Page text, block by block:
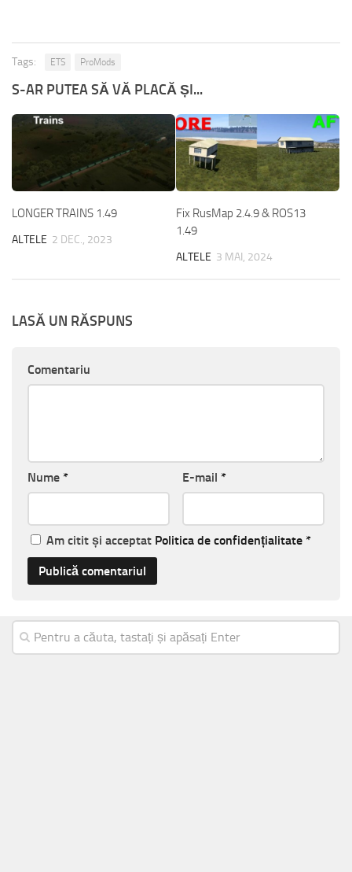
Tags: ETS ProMods
S-AR PUTEA SĂ VĂ PLACĂ ȘI...
LONGER TRAINS 1.49
ALTELE 2 DEC., 2023
Fix RusMap 2.4.9 & ROS13
1.49
ALTELE 3 MAI, 2024
LASĂ UN RĂSPUNS
Comentariu
Nume * E-mail *
Am citit și acceptat Politica de confidențialitate *